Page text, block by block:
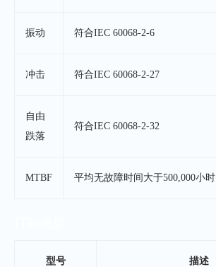
振动 符合IEC 60068-2-6
冲击 符合IEC 60068-2-27
自由
跌落
符合IEC 60068-2-32
MTBF 平均无故障时间大于500,000小时
型号 描述